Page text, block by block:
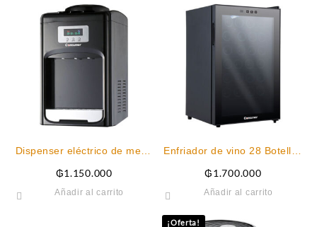
Dispenser eléctrico de mesa
₲1.150.000
Añadir al carrito
Enfriador de vino 28 Botellas
₲1.700.000
Añadir al carrito
¡Oferta!